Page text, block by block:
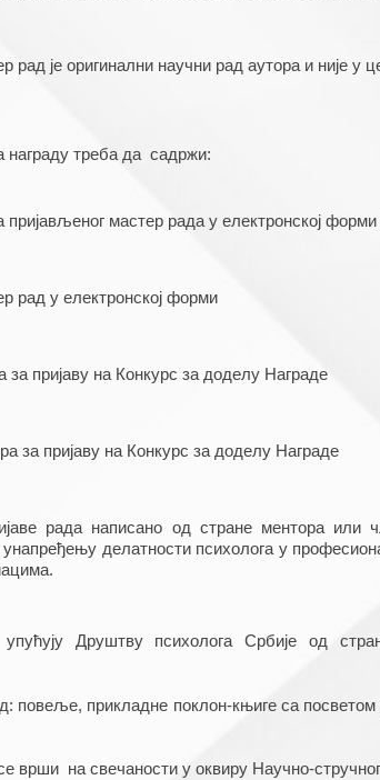
рад је оригинални научни рад аутора и није у
награду треба да  садржи:
пријављеног мастер рада у електронској
рад у електронској форми
за пријаву на Конкурс за доделу Награде
за пријаву на Конкурс за доделу Награде
рада написано од стране ментора или
унапређењу делатности психолога у
Друштву психолога Србије од
повеље, прикладне поклон-књиге са
врши  на свечаности у оквиру Научно-